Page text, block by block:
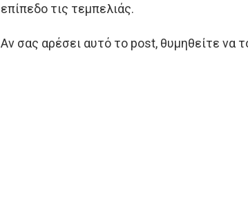
επίπεδο τις τεμπελιάς.
Αν σας αρέσει αυτό το post, θυμηθείτε να